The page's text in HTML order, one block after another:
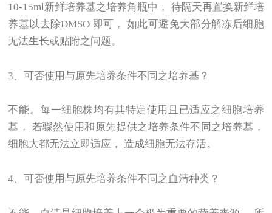
10-15ml新鲜培养基之培养角瓶中， 待隔天再置换新鲜培
养基以去除DMSO 即可， 如此可避免大部分解冻后细胞
无法生长或贴附之问题。
3 、可否使用与原先培养条件不同之培养基？
不能。每一细胞株均有其特定使用且已适应之细胞培养
基， 若骤然使用和原先提供之培养条件不同之培养基，
细胞大都无法立即适应， 造成细胞无法存活。
4、可否使用与原先培养条件不同之血清种类？